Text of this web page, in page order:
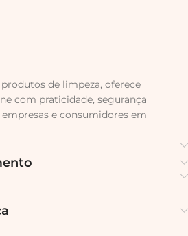
de limpeza, oferece
com praticidade, segurança
e consumidores em